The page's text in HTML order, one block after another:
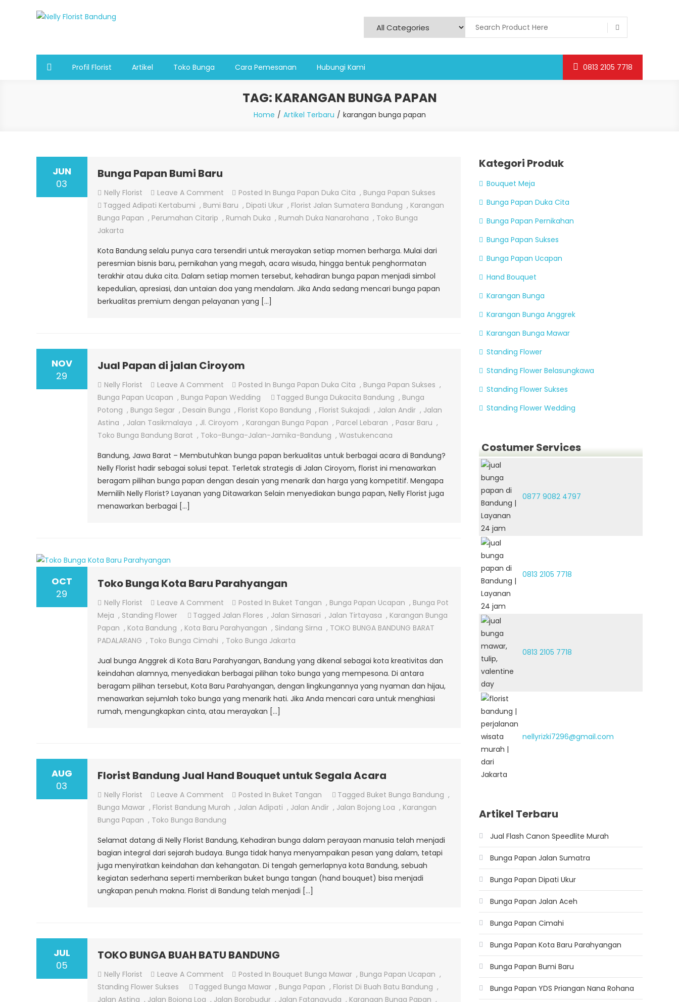
Profil Florist Artikel Toko Bunga Cara Pemesanan Hubungi Kami 0813 2105 7718
TAG: KARANGAN BUNGA PAPAN
Home Artikel Terbaru karangan bunga papan
JUN
03
Bunga Papan Bumi Baru
Nelly Florist Leave A CommentOn
Bunga
Papan
Posted In Bunga Papan Duka Cita , Bunga Papan Sukses
Tagged Adipati Kertabumi , Bumi Baru , Dipati Ukur , Florist Jalan Sumatera Bandung , Karangan
Bunga Papan , Perumahan Citarip , Rumah Duka , Rumah Duka Nanarohana , Toko Bunga
Jakarta
Kota Bandung selalu punya cara tersendiri untuk merayakan setiap momen berharga. Mulai dari
peresmian bisnis baru, pernikahan yang megah, acara wisuda, hingga bentuk penghormatan
terakhir atau duka cita. Dalam setiap momen tersebut, kehadiran bunga papan menjadi simbol
kepedulian, apresiasi, dan untaian doa yang mendalam. Jika Anda sedang mencari bunga papan
berkualitas premium dengan pelayanan yang […]
NOV
29
Jual Papan di jalan Ciroyom
Nelly Florist Leave A CommentOn
Jual
Papan
Di
Jalan
Posted In Bunga Papan Duka Cita , Bunga Papan Sukses ,
Bunga Papan Ucapan , Bunga Papan Wedding Tagged Bunga Dukacita Bandung , Bunga
Potong , Bunga Segar , Desain Bunga , Florist Kopo Bandung , Florist Sukajadi , Jalan Andir , Jalan
Astina , Jalan Tasikmalaya , Jl. Ciroyom , Karangan Bunga Papan , Parcel Lebaran , Pasar Baru ,
Toko Bunga Bandung Barat , Toko-Bunga-Jalan-Jamika-Bandung , Wastukencana
Bandung, Jawa Barat – Membutuhkan bunga papan berkualitas untuk berbagai acara di Bandung?
Nelly Florist hadir sebagai solusi tepat. Terletak strategis di Jalan Ciroyom, florist ini menawarkan
beragam pilihan bunga papan dengan desain yang menarik dan harga yang kompetitif. Mengapa
Memilih Nelly Florist? Layanan yang Ditawarkan Selain menyediakan bunga papan, Nelly Florist juga
menawarkan berbagai […]
OCT
29
Toko Bunga Kota Baru Parahyangan
Nelly Florist Leave A CommentOn
Toko
Bunga
Kota
Parahyangan
Posted In Buket Tangan , Bunga Papan Ucapan , Bunga Pot
Meja , Standing Flower Tagged Jalan Flores , Jalan Sirnasari , Jalan Tirtayasa , Karangan Bunga
Papan , Kota Bandung , Kota Baru Parahyangan , Sindang Sirna , TOKO BUNGA BANDUNG BARAT
PADALARANG , Toko Bunga Cimahi , Toko Bunga Jakarta
Jual bunga Anggrek di Kota Baru Parahyangan, Bandung yang dikenal sebagai kota kreativitas dan
keindahan alamnya, menyediakan berbagai pilihan toko bunga yang mempesona. Di antara
beragam pilihan tersebut, Kota Baru Parahyangan, dengan lingkungannya yang nyaman dan hijau,
menawarkan sejumlah toko bunga yang menarik hati. Jika Anda mencari cara untuk menghiasi
rumah, mengungkapkan cinta, atau merayakan […]
AUG
03
Florist Bandung Jual Hand Bouquet untuk Segala Acara
Nelly Florist Leave A CommentOn
Florist
Bandung
Hand
Bouquet
Untuk
Segala
Acara
Posted In Buket Tangan Tagged Buket Bunga Bandung ,
Bunga Mawar , Florist Bandung Murah , Jalan Adipati , Jalan Andir , Jalan Bojong Loa , Karangan
Bunga Papan , Toko Bunga Bandung
Selamat datang di Nelly Florist Bandung, Kehadiran bunga dalam perayaan manusia telah menjadi
bagian integral dari sejarah budaya. Bunga tidak hanya menyampaikan pesan yang dalam, tetapi
juga menyiratkan keindahan dan kehangatan. Di tengah gemerlapnya kota Bandung, sebuah
kegiatan sederhana seperti memberikan buket bunga tangan (hand bouquet) bisa menjadi
ungkapan penuh makna. Florist di Bandung telah menjadi […]
JUL
05
TOKO BUNGA BUAH BATU BANDUNG
Nelly Florist Leave A CommentOn
TOKO
BUNGA
Posted In Bouquet Bunga Mawar , Bunga Papan Ucapan ,
Standing Flower Sukses
Tagged Bunga Mawar , Bunga Papan , Florist Di Buah Batu Bandung ,
Jalan Astina , Jalan Bojong Loa , Jalan Borobudur , Jalan Fatanayuda , Karangan Bunga Papan ,
Kategori Produk
Bouquet Meja
Bunga Papan Duka Cita
Bunga Papan Pernikahan
Bunga Papan Sukses
Bunga Papan Ucapan
Hand Bouquet
Karangan Bunga
Karangan Bunga Anggrek
Karangan Bunga Mawar
Standing Flower
Standing Flower Belasungkawa
Standing Flower Sukses
Standing Flower Wedding
Costumer Services
0877 9082 4797
0813 2105 7718
0813 2105 7718
nellyrizki7296@gmail.com
Artikel Terbaru
Jual Flash Canon Speedlite Murah
Bunga Papan Jalan Sumatra
Bunga Papan Dipati Ukur
Bunga Papan Jalan Aceh
Bunga Papan Cimahi
Bunga Papan Kota Baru Parahyangan
Bunga Papan Bumi Baru
Bunga Papan YDS Priangan Nana Rohana